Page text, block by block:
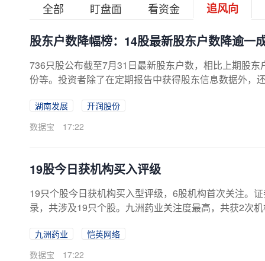
全部 盯盘面 看资金 追风向
股东户数降幅榜：14股最新股东户数降逾一
736只股公布截至7月31日最新股东户数，相比上期股
份等。投资者除了在定期报告中获得股东信息数据外，
稿，共有736家公司公布了截至7月31日股东户数。上
日)筹码集中股监测显示，这些股7月11日以来平均下跌
湖南发展
开润股份
数据宝
17:22
19股今日获机构买入评级
19只个股今日获机构买入型评级，6股机构首次关注。
录，共涉及19只个股。九洲药业关注度最高，共获2次
络上涨空间最高，8月10日国泰海通预计公司目标价为
诺生物等，上涨空间分别为55.88%、40.36%。从机构
九洲药业
恺英网络
数据宝
17:22